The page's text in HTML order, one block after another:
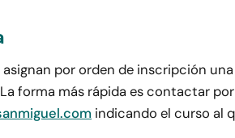
por orden de inscripción
forma más rápida es contactar
indicando el curso al